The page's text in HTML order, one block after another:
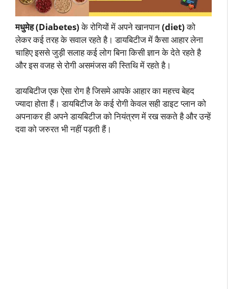
मधुमेह (Diabetes)के रोगियों में अपने खानपान(diet)को
लेकर कई तरह के सवाल रहते है। डायबिटीज में कैसा आहार लेना
चाहिए इससे जुड़ी सलाह कई लोग बिना किसी ज्ञान के देते रहते है
और इस वजह से रोगी असमंजस की स्तिथि में रहते है।
डायबिटीज एक ऐसा रोग है जिसमे आपके आहार का महत्त्व बेहद
ज्यादा होता हैं। डायबिटीज के कई रोगी केवल सही डाइट प्लान को
अपनाकर ही अपने डायबिटीज को नियंत्रण में रख सकते है और उन्हें
दवा को जरुरत भी नहीं पड़ती हैं।